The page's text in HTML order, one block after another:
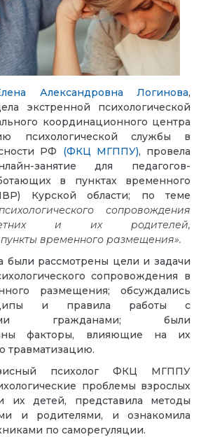
Александровна Логинова,
экстренной психологической
координационного центра
психологической службы в
РФ (ФКЦ МГППУ), провела
занятие для педагогов-
в пунктах временного
Курской области; по теме
сопровождения
и их родителей,
временного размещения».
были рассмотрены цели и задачи
сопровождения в
размещения; обсуждались
и правила работы с
гражданами; были
факторы, влияющие на их
травматизацию.
психолог ФКЦ МГППУ
проблемы взрослых
их детей, представила методы
и родителями, и ознакомила
по саморегуляции.